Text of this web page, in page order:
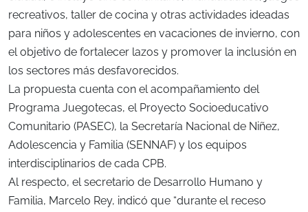
recreativos, taller de cocina y otras actividades ideadas
para niños y adolescentes en vacaciones de invierno, con
el objetivo de fortalecer lazos y promover la inclusión en
los sectores más desfavorecidos.
La propuesta cuenta con el acompañamiento del
Programa Juegotecas, el Proyecto Socioeducativo
Comunitario (PASEC), la Secretaría Nacional de Niñez,
Adolescencia y Familia (SENNAF) y los equipos
interdisciplinarios de cada CPB.
Al respecto, el secretario de Desarrollo Humano y
Familia, Marcelo Rey, indicó que “durante el receso